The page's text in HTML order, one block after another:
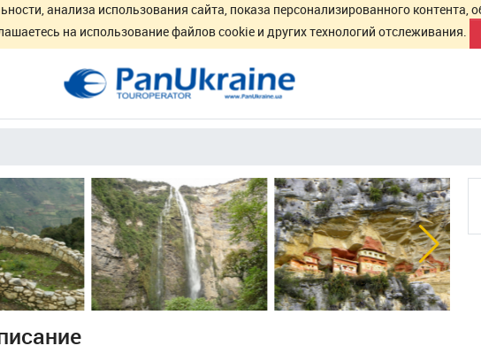
анализа использования сайта, показа персонализированного контента,
на использование файлов cookie и других технологий отслеживания.